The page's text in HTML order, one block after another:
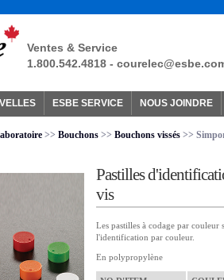
Ventes & Service
1.800.542.4818 -
ESBE SERVICE NOUS JOINDRE
>> Bouchons >> Bouchons vissés >>
Pastilles
vis
Les pastilles à codage par
l'identification par couleur.
En polypropylène